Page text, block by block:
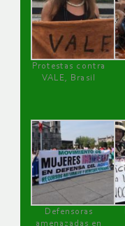
Protestas contra
VALE, Brasil
Defensoras
amenazadas en